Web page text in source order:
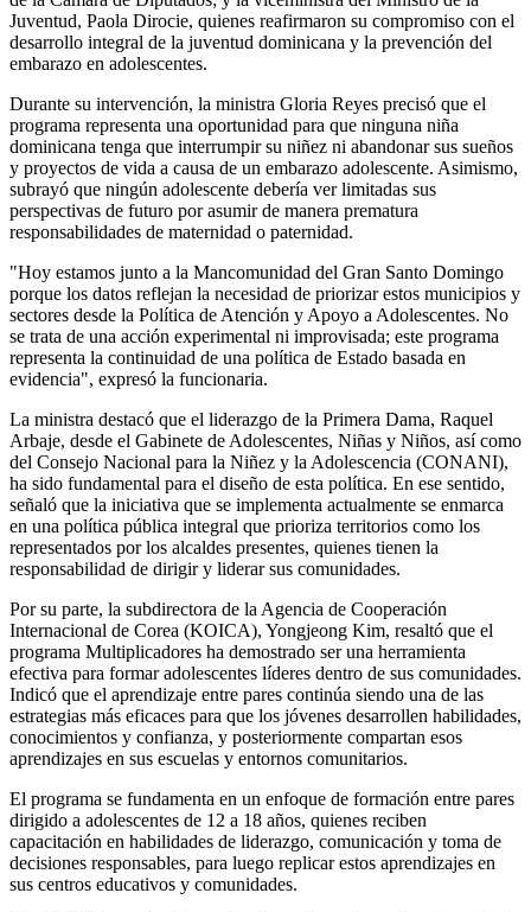
Juventud, Paola Dirocie, quienes reafirmaron su compromiso con el
desarrollo integral de la juventud dominicana y la prevención del
embarazo en adolescentes.
Durante su intervención, la ministra Gloria Reyes precisó que el
programa representa una oportunidad para que ninguna niña
dominicana tenga que interrumpir su niñez ni abandonar sus sueños
y proyectos de vida a causa de un embarazo adolescente. Asimismo,
subrayó que ningún adolescente debería ver limitadas sus
perspectivas de futuro por asumir de manera prematura
responsabilidades de maternidad o paternidad.
"Hoy estamos junto a la Mancomunidad del Gran Santo Domingo
porque los datos reflejan la necesidad de priorizar estos municipios y
sectores desde la Política de Atención y Apoyo a Adolescentes. No
se trata de una acción experimental ni improvisada; este programa
representa la continuidad de una política de Estado basada en
evidencia", expresó la funcionaria.
La ministra destacó que el liderazgo de la Primera Dama, Raquel
Arbaje, desde el Gabinete de Adolescentes, Niñas y Niños, así como
del Consejo Nacional para la Niñez y la Adolescencia (CONANI),
ha sido fundamental para el diseño de esta política. En ese sentido,
señaló que la iniciativa que se implementa actualmente se enmarca
en una política pública integral que prioriza territorios como los
representados por los alcaldes presentes, quienes tienen la
responsabilidad de dirigir y liderar sus comunidades.
Por su parte, la subdirectora de la Agencia de Cooperación
Internacional de Corea (KOICA), Yongjeong Kim, resaltó que el
programa Multiplicadores ha demostrado ser una herramienta
efectiva para formar adolescentes líderes dentro de sus comunidades.
Indicó que el aprendizaje entre pares continúa siendo una de las
estrategias más eficaces para que los jóvenes desarrollen habilidades,
conocimientos y confianza, y posteriormente compartan esos
aprendizajes en sus escuelas y entornos comunitarios.
El programa se fundamenta en un enfoque de formación entre pares
dirigido a adolescentes de 12 a 18 años, quienes reciben
capacitación en habilidades de liderazgo, comunicación y toma de
decisiones responsables, para luego replicar estos aprendizajes en
sus centros educativos y comunidades.